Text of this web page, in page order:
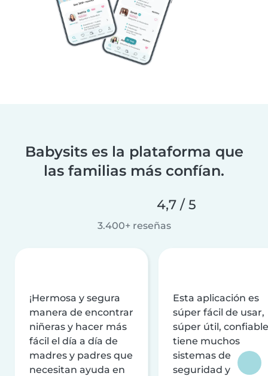
Babysits es la plataforma que
las familias más confían.
4,7 / 5
3.400+ reseñas
¡Hermosa y segura
manera de encontrar
niñeras y hacer más
fácil el día a día de
madres y padres que
necesitan ayuda en
Esta aplicación es
súper fácil de usar,
súper útil,
tiene muchos
sistemas de
seguridad y